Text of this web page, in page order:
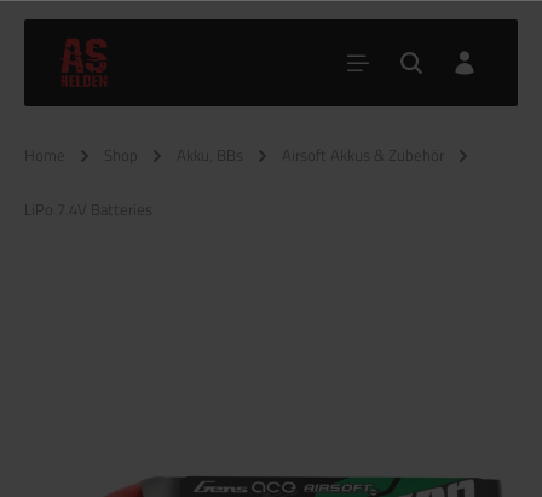
Home Shop Akku, BBs Airsoft Akkus & Zubehör
LiPo 7.4V Batteries